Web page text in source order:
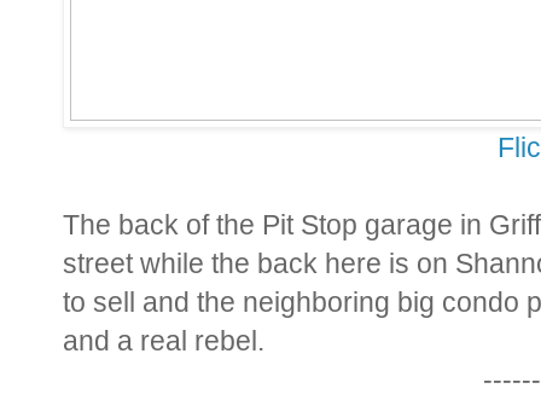
The back of the Pit Stop garage in
street while the back here is on
to sell and the neighboring big condo
and a real rebel.